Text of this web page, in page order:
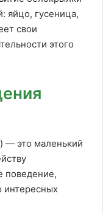
яйцо, гусеница,
свои
этого
— это маленький
поведение,
интересных